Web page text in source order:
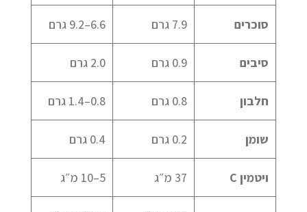
סוכרים 7.9 גרם 6.6–9.2 גרם
סיבים 0.9 גרם 2.0 גרם
חלבון 0.8 גרם 0.8–1.4 גרם
שומן 0.2 גרם 0.4 גרם
ויטמין 37 מ״ג 5–10 מ״ג